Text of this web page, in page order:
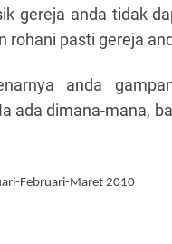
gereja anda tidak
rohani pasti gereja
anda
ada dimana-mana,
Februari-Maret 2010